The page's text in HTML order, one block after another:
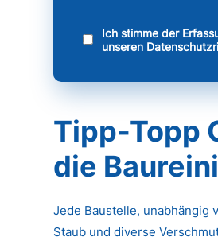
Ich stimme der
unseren
Tipp-Topp
die
Jede Baustelle, unabhängig
Staub und diverse